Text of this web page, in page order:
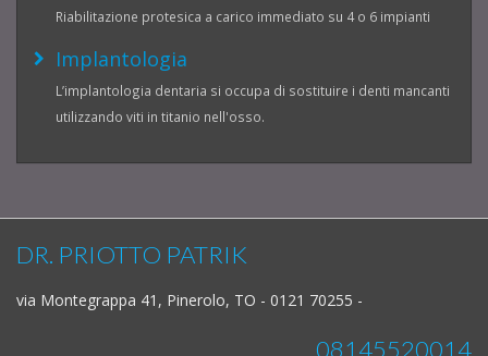
Riabilitazione protesica a carico immediato su 4 o 6 impianti
Implantologia
L’implantologia dentaria si occupa di sostituire i denti mancanti
utilizzando viti in titanio nell'osso.
DR. PRIOTTO PATRIK
via Montegrappa 41, Pinerolo, TO - 0121 70255 -
08145520014